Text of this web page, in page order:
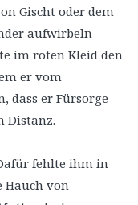
Gischt oder dem
aufwirbeln
im roten Kleid den
er vom
dass er Fürsorge
Distanz.
fehlte ihm in
Hauch von